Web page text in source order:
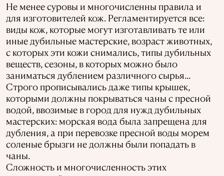
Не менее суровы и многочисленны правила и
для изготовителей кож. Регламентируется все:
виды кож, которые могут изготавливать те или
иные дубильные мастерские, возраст животных,
с которых эти кожи снимались, типы дубильных
веществ, сезоны, в которых можно было
заниматься дублением различного сырья...
Строго прописывались даже типы крышек,
которыми должны покрываться чаны с пресной
водой, ввозимые в город для нужд дубильных
мастерских: морская вода была запрещена для
дубления, а при перевозке пресной воды морем
соленые брызги не должны были попадать в
чаны.
Сложность и многочисленность этих